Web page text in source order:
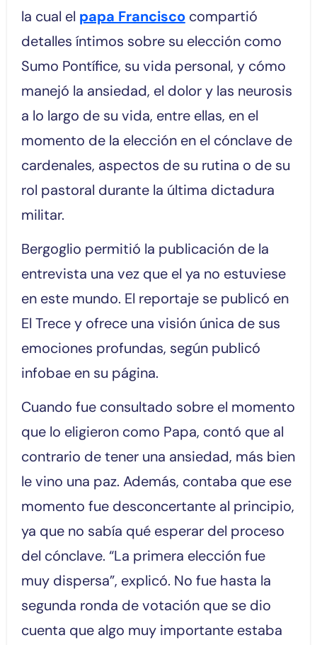
la cual el papa Franciscocompartió
detalles íntimos sobre su elección como
Sumo Pontífice, su vida personal, y cómo
manejó la ansiedad, el dolor y las neurosis
a lo largo de su vida, entre ellas, en el
momento de la elección en el cónclave de
cardenales, aspectos de su rutina o de su
rol pastoral durante la última dictadura
militar.
Bergoglio permitió la publicación de la
entrevista una vez que el ya no estuviese
en este mundo. El reportaje se publicó en
El Trece y ofrece una visión única de sus
emociones profundas, según publicó
infobae en su página.
Cuando fue consultado sobre el momento
que lo eligieron como Papa, contó que al
contrario de tener una ansiedad, más bien
le vino una paz. Además, contaba que ese
momento fue desconcertante al principio,
ya que no sabía qué esperar del proceso
del cónclave. “La primera elección fue
muy dispersa”, explicó. No fue hasta la
segunda ronda de votación que se dio
cuenta que algo muy importante estaba